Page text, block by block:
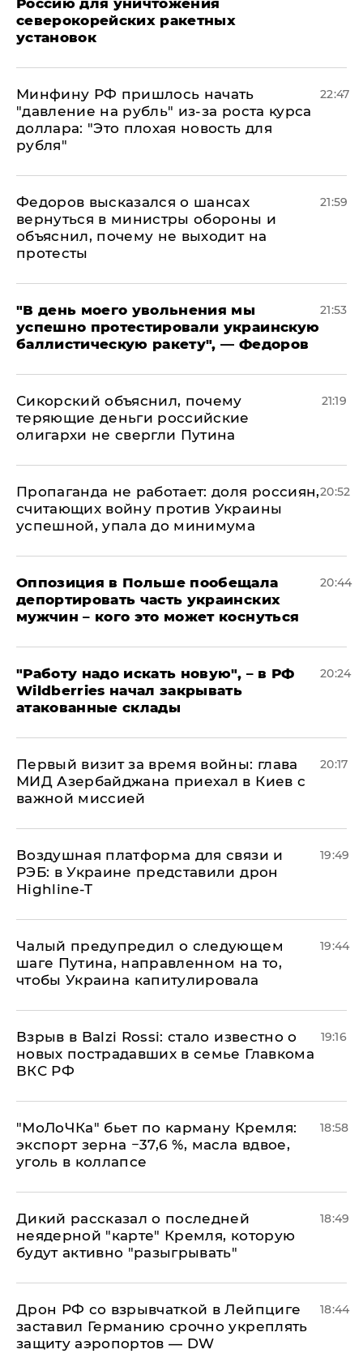
Россию для уничтожения
северокорейских ракетных
установок
Минфину РФ пришлось начать
"давление на рубль" из-за роста курса
доллара: "Это плохая новость для
рубля"
22:47
Федоров высказался о шансах
вернуться в министры обороны и
объяснил, почему не выходит на
протесты
21:59
​"В день моего увольнения мы
успешно протестировали украинскую
баллистическую ракету", — Федоров
21:53
Сикорский объяснил, почему
теряющие деньги российские
олигархи не свергли Путина
21:19
​Пропаганда не работает: доля россиян,
считающих войну против Украины
успешной, упала до минимума
20:52
Оппозиция в Польше пообещала
депортировать часть украинских
мужчин – кого это может коснуться
20:44
"Работу надо искать новую", – в РФ
Wildberries начал закрывать
атакованные склады
20:24
Первый визит за время войны: глава
МИД Азербайджана приехал в Киев с
важной миссией
20:17
Воздушная платформа для связи и
РЭБ: в Украине представили дрон
Highline-T
19:49
Чалый предупредил о следующем
шаге Путина, направленном на то,
чтобы Украина капитулировала
19:44
Взрыв в Balzi Rossi: стало известно о
новых пострадавших в семье Главкома
ВКС РФ
19:16
​"МоЛоЧКа" бьет по карману Кремля:
экспорт зерна −37,6 %, масла вдвое,
уголь в коллапсе
18:58
Дикий рассказал о последней
неядерной "карте" Кремля, которую
будут активно "разыгрывать"
18:49
​Дрон РФ со взрывчаткой в Лейпциге
заставил Германию срочно укреплять
защиту аэропортов — DW
18:44